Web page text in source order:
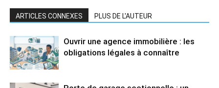
ARTICLES CONNEXES PLUS DE L'AUTEUR
Ouvrir une agence immobilière : les
obligations légales à connaître